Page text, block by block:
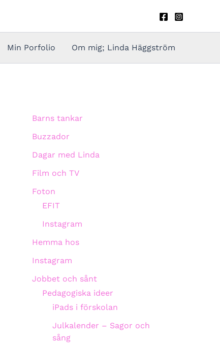
Min Porfolio Om mig; Linda Häggström
Barns tankar
Buzzador
Dagar med Linda
Film och TV
Foton
EFIT
Instagram
Hemma hos
Instagram
Jobbet och sånt
Pedagogiska ideer
iPads i förskolan
Julkalender – Sagor och
sång